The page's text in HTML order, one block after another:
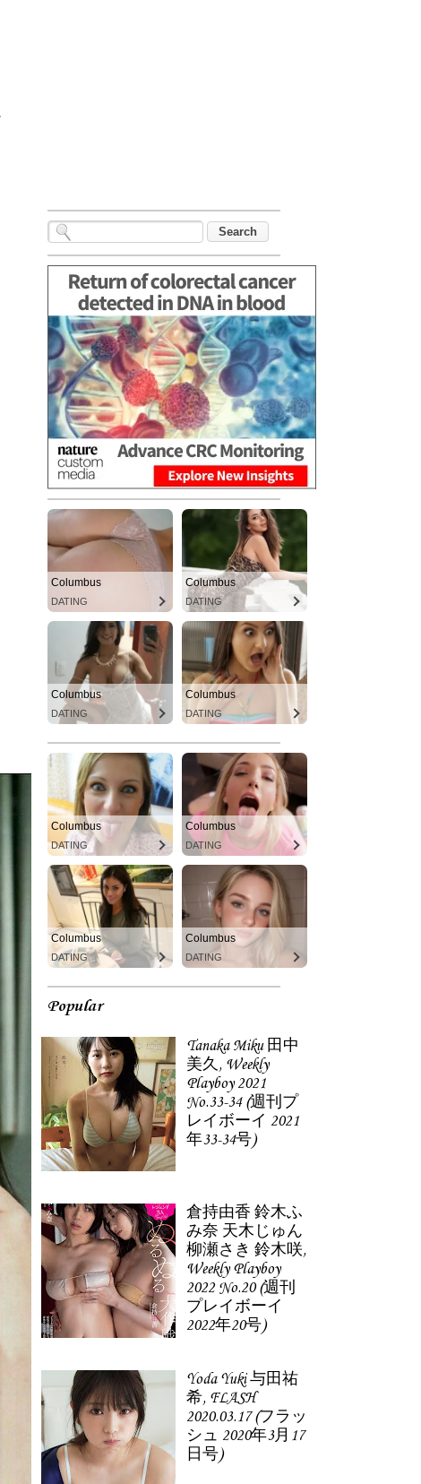
Columbus
DATING
Columbus
DATING
Columbus
DATING
Columbus
DATING
Columbus
DATING
Columbus
DATING
Columbus
DATING
Columbus
DATING
Popular
Tanaka Miku 田中
美久, Weekly
Playboy 2021
No.33-34 (週刊プ
レイボーイ 2021
年33-34号)
倉持由香 鈴木ふ
み奈 天木じゅん
柳瀬さき 鈴木咲,
Weekly Playboy
2022 No.20 (週刊
プレイボーイ
2022年20号)
Yoda Yuki 与田祐
希, FLASH
2020.03.17 (フラッ
シュ 2020年3月17
日号)